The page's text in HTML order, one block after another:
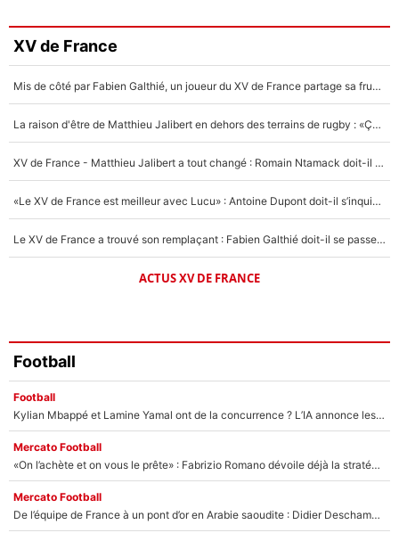
Faris Moumbagna
5%
Un autre joueur
5%
XV de France
Mis de côté par Fabien Galthié, un joueur du XV de France partage sa frustration : «ils ne me l’ont pas dit tout de suite»
La raison d'être de Matthieu Jalibert en dehors des terrains de rugby : «Ça m'atteint autant que si tu touches à un membre de ma famille»
XV de France - Matthieu Jalibert a tout changé : Romain Ntamack doit-il s’inquiéter pour sa place à un an de la Coupe du monde ?
«Le XV de France est meilleur avec Lucu» : Antoine Dupont doit-il s’inquiéter pour sa place ?
Le XV de France a trouvé son remplaçant : Fabien Galthié doit-il se passer d'Antoine Dupont ?
ACTUS XV DE FRANCE
Football
Football
Kylian Mbappé et Lamine Yamal ont de la concurrence ? L’IA annonce les 5 joueurs qui vont dominer le football dans les années à venir !
Mercato Football
«On l’achète et on vous le prête» : Fabrizio Romano dévoile déjà la stratégie du PSG avec le transfert de Zion Suzuki !
Mercato Football
De l’équipe de France à un pont d’or en Arabie saoudite : Didier Deschamps a donné sa réponse !